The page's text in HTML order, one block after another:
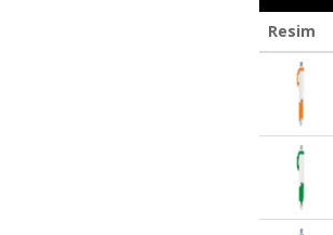
Resim